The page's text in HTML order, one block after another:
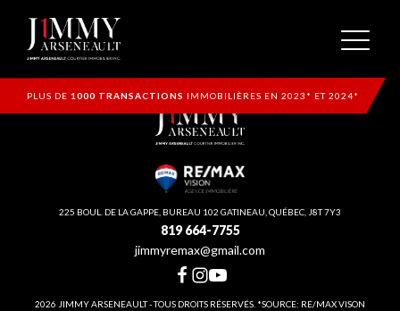
PLUS DE 1000 TRANSACTIONS IMMOBILIÈRES EN 2023* ET 2024*
225 BOUL. DE LA GAPPE, BUREAU 102 GATINEAU, QUÉBEC, J8T 7Y3
819 664-7755
jimmyremax@gmail.com
2026 JIMMY ARSENEAULT - TOUS DROITS RÉSERVÉS. *SOURCE: RE/MAX VISON